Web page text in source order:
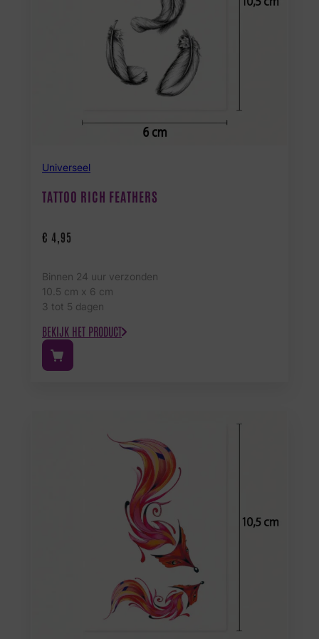
Universeel
TATTOO RICH FEATHERS
€ 4,95
Binnen 24 uur verzonden
10.5 cm x 6 cm
3 tot 5 dagen
BEKIJK HET PRODUCT